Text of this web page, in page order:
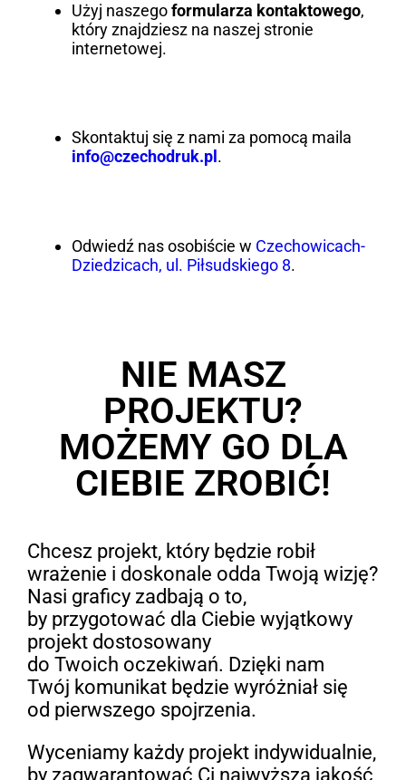
Użyj naszegoformularza kontaktowego,
który znajdziesz na naszej stronie
internetowej.
Skontaktuj się z nami za pomocą maila
info@czechodruk.pl .
Odwiedź nas osobiście w Czechowicach-
Dziedzicach, ul. Piłsudskiego 8.
NIE MASZ
PROJEKTU?
MOŻEMY GO DLA
CIEBIE ZROBIĆ!
Chcesz projekt, który będzie robił
wrażenie i doskonale odda Twoją wizję?
Nasi graficy zadbają o to,
by przygotować dla Ciebie wyjątkowy
projekt dostosowany
do Twoich oczekiwań. Dzięki nam
Twój komunikat będzie wyróżniał się
od pierwszego spojrzenia.
Wyceniamy każdy projekt indywidualnie,
by zagwarantować Ci najwyższą jakość